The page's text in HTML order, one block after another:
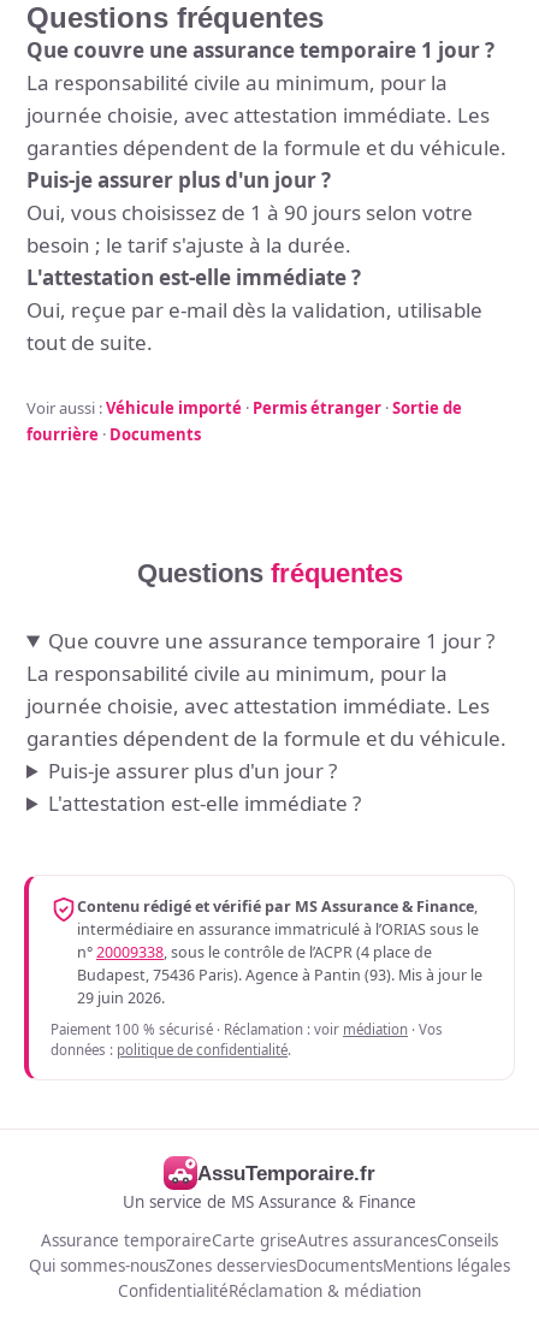
Questions fréquentes
Que couvre une assurance temporaire 1 jour ?
La responsabilité civile au minimum, pour la
journée choisie, avec attestation immédiate. Les
garanties dépendent de la formule et du véhicule.
Puis-je assurer plus d'un jour ?
Oui, vous choisissez de 1 à 90 jours selon votre
besoin ; le tarif s'ajuste à la durée.
L'attestation est-elle immédiate ?
Oui, reçue par e-mail dès la validation, utilisable
tout de suite.
Voir aussi :Véhicule importé · Permis étranger ·Sortie de
fourrière · Documents
Questions fréquentes
Que couvre une assurance temporaire 1 jour ?
La responsabilité civile au minimum, pour la
journée choisie, avec attestation immédiate. Les
garanties dépendent de la formule et du véhicule.
Puis-je assurer plus d'un jour ?
L'attestation est-elle immédiate ?
Contenu rédigé et vérifié par MS Assurance & Finance,
intermédiaire en assurance immatriculé à l’ORIAS sous le
n°20009338, sous le contrôle de l’ACPR (4 place de
Budapest, 75436 Paris). Agence à Pantin (93). Mis à jour le
29 juin 2026.
Paiement 100 % sécurisé · Réclamation : voir médiation · Vos
données : politique de confidentialité.
AssuTemporaire.fr
Un service de MS Assurance & Finance
Assurance temporaireCarte griseAutres assurancesConseils
Qui sommes-nousZones desserviesDocumentsMentions légales
ConfidentialitéRéclamation & médiation